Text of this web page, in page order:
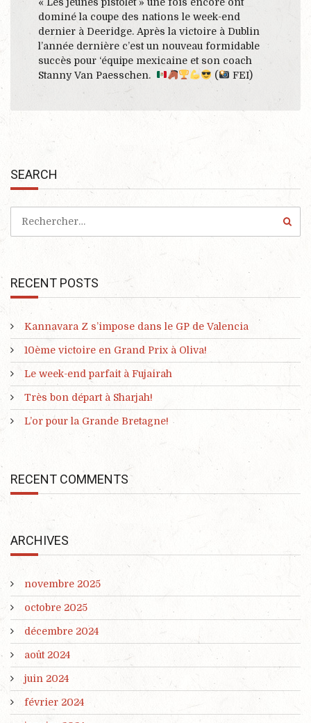
dominé la coupe des nations le week-end
dernier à Deeridge. Après la victoire à Dublin
l’année dernière c’est un nouveau formidable
succès pour ‘équipe mexicaine et son coach
Stanny Van Paesschen.
( FEI)
SEARCH
RECENT POSTS
Kannavara Z s’impose dans le GP de Valencia
10ème victoire en Grand Prix à Oliva!
Le week-end parfait à Fujairah
Très bon départ à Sharjah!
L’or pour la Grande Bretagne!
RECENT COMMENTS
ARCHIVES
novembre 2025
octobre 2025
décembre 2024
août 2024
juin 2024
février 2024